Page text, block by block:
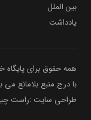
بین الملل
یادداشت
همه حقوق برای
با درج منبع بلامانع می
طراحی سایت :راست